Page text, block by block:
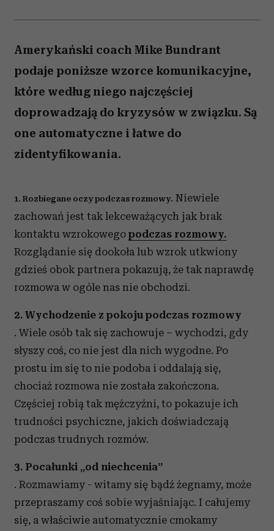
Amerykański coach Mike Bundrant
podaje poniższe wzorce komunikacyjne,
które według niego najczęściej
doprowadzają do kryzysów w związku. Są
one automatyczne i łatwe do
zidentyfikowania.
1. Rozbiegane oczy podczas rozmowy. Niewiele
zachowań jest tak lekceważących jak brak
kontaktu wzrokowego podczas rozmowy.
Rozglądanie się dookoła lub wzrok utkwiony
gdzieś obok partnera pokazują, że tak naprawdę
rozmowa w ogóle nas nie obchodzi.
2. Wychodzenie z pokoju podczas rozmowy
. Wiele osób tak się zachowuje – wychodzi, gdy
słyszy coś, co nie jest dla nich wygodne. Po
prostu im się to nie podoba i oddalają się,
chociaż rozmowa nie została zakończona.
Częściej robią tak mężczyźni, to pokazuje ich
trudności psychiczne, jakich doświadczają
podczas trudnych rozmów.
3. Pocałunki „od niechcenia”
. Rozmawiamy - witamy się bądź żegnamy, może
przepraszamy coś sobie wyjaśniając. I całujemy
się, a właściwie automatycznie cmokamy